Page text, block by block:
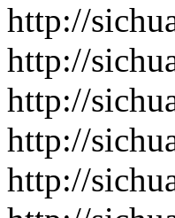
http://
http://
http://
http://
http://